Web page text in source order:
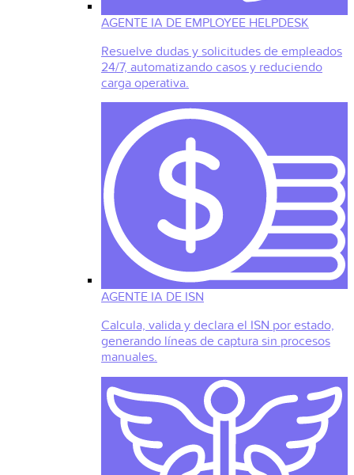
AGENTE IA DE EMPLOYEE HELPDESK
Resuelve dudas y solicitudes de empleados
24/7, automatizando casos y reduciendo
carga operativa.
AGENTE IA DE ISN
Calcula, valida y declara el ISN por estado,
generando líneas de captura sin procesos
manuales.